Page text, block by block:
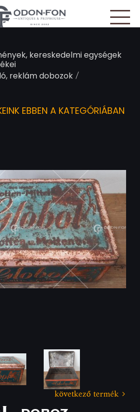
kereskedelmi egységek
reklám dobozok/
EBBEN A KATEGÓRIÁBAN
következő termék